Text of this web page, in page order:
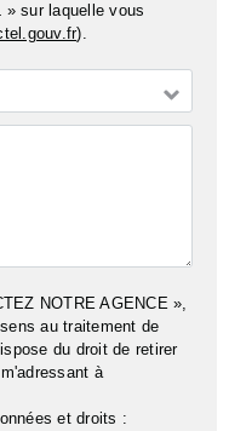
» sur laquelle vous
).
NOTRE AGENCE »,
au traitement de
du droit de retirer
à
et droits :